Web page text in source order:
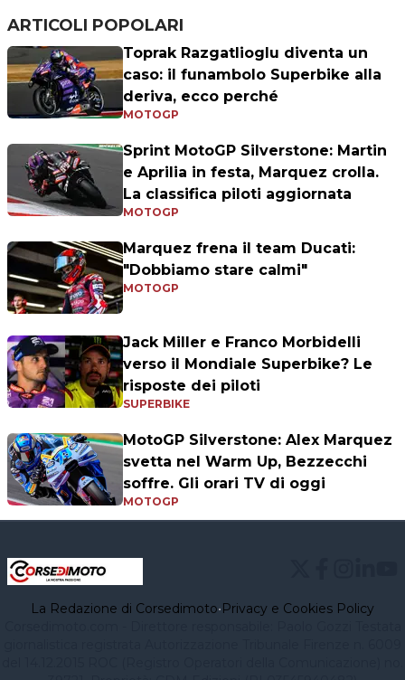
ARTICOLI POPOLARI
Toprak Razgatlioglu diventa un
caso: il funambolo Superbike alla
deriva, ecco perché
MOTOGP
Sprint MotoGP Silverstone: Martin
e Aprilia in festa, Marquez crolla.
La classifica piloti aggiornata
MOTOGP
Marquez frena il team Ducati:
"Dobbiamo stare calmi"
MOTOGP
Jack Miller e Franco Morbidelli
verso il Mondiale Superbike? Le
risposte dei piloti
SUPERBIKE
MotoGP Silverstone: Alex Marquez
svetta nel Warm Up, Bezzecchi
soffre. Gli orari TV di oggi
MOTOGP
La Redazione di Corsedimoto•Privacy e Cookies Policy